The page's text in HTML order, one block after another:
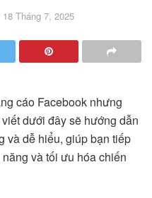
18 Tháng 7, 2025
cáo Facebook nhưng
dưới đây sẽ hướng dẫn
và dễ hiểu, giúp bạn tiếp
và tối ưu hóa chiến